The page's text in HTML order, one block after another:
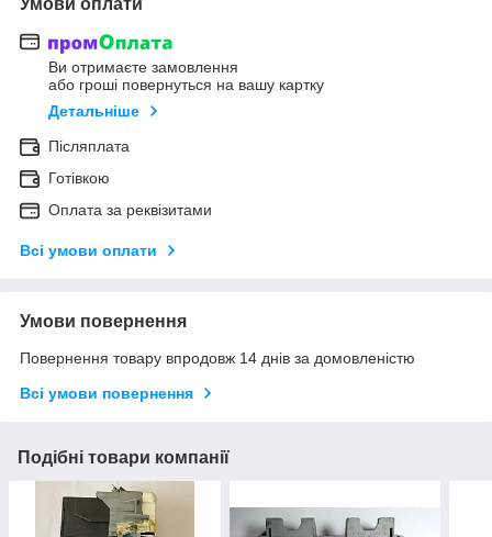
Ви отримаєте замовлення
або гроші повернуться на вашу картку
Детальніше
Післяплата
Готівкою
Оплата за реквізитами
Всі умови оплати
Умови повернення
Повернення товару впродовж 14 днів за домовленістю
Всі умови повернення
Подібні товари компанії